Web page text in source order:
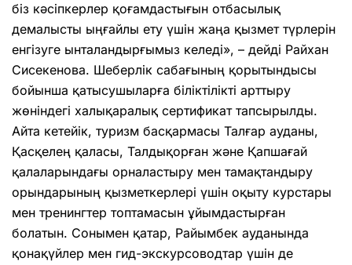
біз кәсіпкерлер қоғамдастығын отбасылық
демалысты ыңғайлы ету үшін жаңа қызмет түрлерін
енгізуге ынталандырғымыз келеді», – дейді Райхан
Сисекенова. Шеберлік сабағының қорытындысы
бойынша қатысушыларға біліктілікті арттыру
жөніндегі халықаралық сертификат тапсырылды.
Айта кетейік, туризм басқармасы Талғар ауданы,
Қасқелең қаласы, Талдықорған және Қапшағай
қалаларындағы орналастыру мен тамақтандыру
орындарының қызметкерлері үшін оқыту курстары
мен тренингтер топтамасын ұйымдастырған
болатын. Сонымен қатар, Райымбек ауданында
қонақүйлер мен гид-экскурсоводтар үшін де